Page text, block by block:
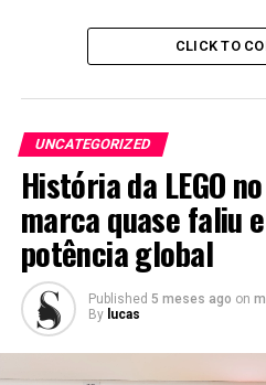
gazebos nos shoppings Villa
Morumbi e São Caetano, além
Imagem: Reprodução/Instagram
RELATED TOPICS:
UP NEXT
Vendas nos shoppings devem
Pais, aponta pesquisa da
DON'T MISS
CLICK TO
UNCATEGORIZED
História da LEGO
marca quase faliu
potência global
Published 5 meses ago on
By lucas